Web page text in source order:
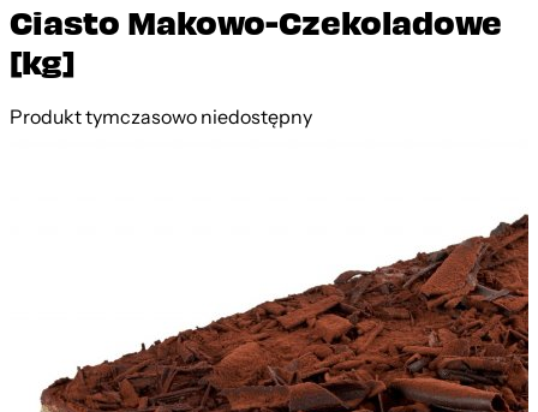
Ciasto Makowo-Czekoladowe
[kg]
Produkt tymczasowo niedostępny